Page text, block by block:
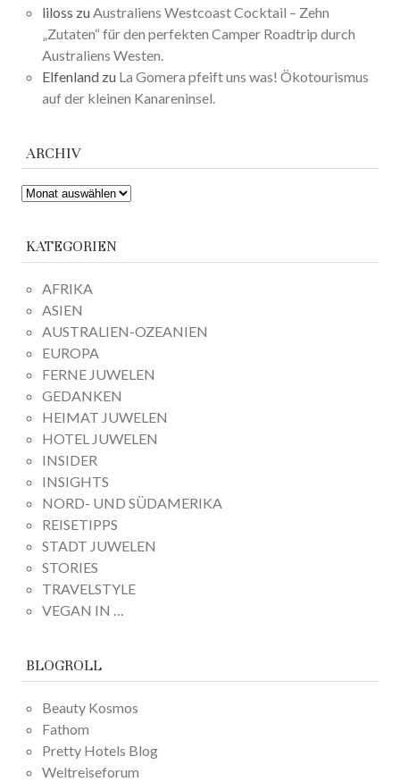
liloss zu Australiens Westcoast Cocktail – Zehn
„Zutaten“ für den perfekten Camper Roadtrip durch
Australiens Westen.
Elfenland zu La Gomera pfeift uns was! Ökotourismus
auf der kleinen Kanareninsel.
ARCHIV
ARCHIV
KATEGORIEN
AFRIKA
ASIEN
AUSTRALIEN-OZEANIEN
EUROPA
FERNE JUWELEN
GEDANKEN
HEIMAT JUWELEN
HOTEL JUWELEN
INSIDER
INSIGHTS
NORD- UND SÜDAMERIKA
REISETIPPS
STADT JUWELEN
STORIES
TRAVELSTYLE
VEGAN IN …
BLOGROLL
Beauty Kosmos
Fathom
Pretty Hotels Blog
Weltreiseforum